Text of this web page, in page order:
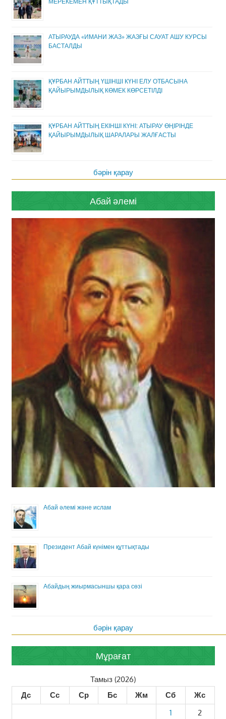
АТЫРАУДА «ИМАНИ ЖАЗ» ЖАЗҒЫ САУАТ АШУ КУРСЫ
БАСТАЛДЫ
ҚҰРБАН АЙТТЫҢ ҮШІНШІ КҮНІ ЕЛУ ОТБАСЫНА
ҚАЙЫРЫМДЫЛЫҚ КӨМЕК КӨРСЕТІЛДІ
ҚҰРБАН АЙТТЫҢ ЕКІНШІ КҮНІ: АТЫРАУ ӨҢІРІНДЕ
ҚАЙЫРЫМДЫЛЫҚ ШАРАЛАРЫ ЖАЛҒАСТЫ
бәрін қарау
Абай әлемі
Абай әлемі және ислам
Президент Абай күнімен құттықтады
Абайдың жиырмасыншы қара сөзі
бәрін қарау
Мұрағат
Тамыз (2026)
Дс
Сс Ср Бс Жм Сб
Жс
1
2